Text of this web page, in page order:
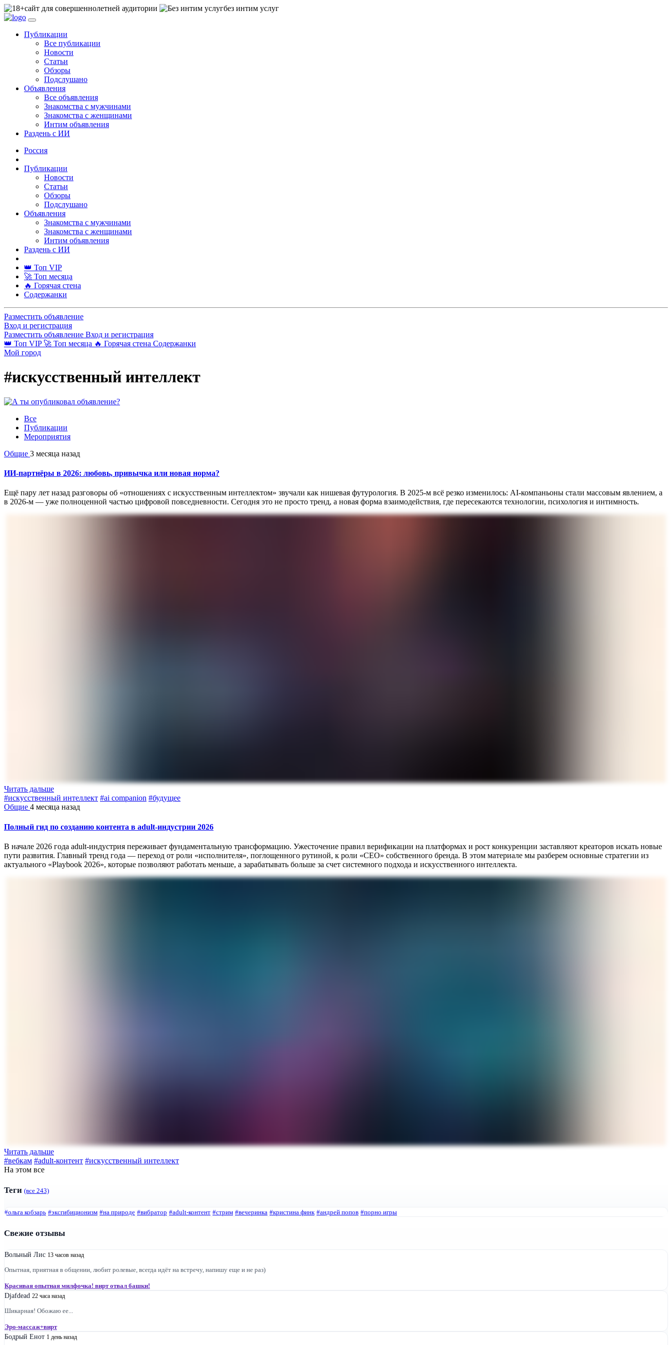
сайт для совершеннолетней аудитории без интим услуг
Публикации
Все публикации
Новости
Статьи
Обзоры
Подслушано
Объявления
Все объявления
Знакомства с мужчинами
Знакомства с женщинами
Интим объявления
Раздень с ИИ
Россия
Публикации
Новости
Статьи
Обзоры
Подслушано
Объявления
Знакомства с мужчинами
Знакомства с женщинами
Интим объявления
Раздень с ИИ
👑 Топ VIP
🚀 Топ месяца
🔥 Горячая стена
Содержанки
Разместить объявление
Вход и регистрация
Разместить объявление Вход и регистрация
👑 Топ VIP 🚀 Топ месяца 🔥 Горячая стена Содержанки
Мой город
#искусственный интеллект
Все
Публикации
Мероприятия
Общие 3 месяца назад
ИИ-партнёры в 2026: любовь, привычка или новая норма?
Ещё пару лет назад разговоры об «отношениях с искусственным интеллектом» звучали как нишевая футурология. В 2025-м всё резко изменилось: AI-компаньоны стали массовым явлением, а
в 2026-м — уже полноценной частью цифровой повседневности. Сегодня это не просто тренд, а новая форма взаимодействия, где пересекаются технологии, психология и интимность.
Читать дальше
#искусственный интеллект #ai companion #будущее
Общие 4 месяца назад
Полный гид по созданию контента в adult-индустрии 2026
В начале 2026 года adult-индустрия переживает фундаментальную трансформацию. Ужесточение правил верификации на платформах и рост конкуренции заставляют креаторов искать новые
пути развития. Главный тренд года — переход от роли «исполнителя», поглощенного рутиной, к роли «CEO» собственного бренда. В этом материале мы разберем основные стратегии из
актуального «Playbook 2026», которые позволяют работать меньше, а зарабатывать больше за счет системного подхода и искусственного интеллекта.
Читать дальше
#вебкам #adult-контент #искусственный интеллект
На этом все
Теги (все 243)
#ольга кобзарь #эксгибиционизм #на природе #вибратор #adult-контент #стрим #вечеринка #кристина финк #андрей попов #порно игры
Свежие отзывы
Вольный Лис 13 часов назад
Опытная, приятная в общении, любит ролевые, всегда идёт на встречу, напишу еще и не раз)
Красивая опытная милфочка! вирт отвал башки!
Djafdead 22 часа назад
Шикарная! Обожаю ее...
Эро-массаж+вирт
Бодрый Енот 1 день назад